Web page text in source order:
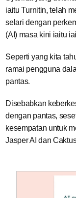
iaitu Turnitin, telah
selari dengan
(AI) masa kini iaitu
Seperti yang kita
ramai pengguna
pantas.
Disebabkan
dengan pantas,
kesempatan untuk
Jasper AI dan